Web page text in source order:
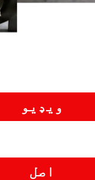
ویډیو
اصل